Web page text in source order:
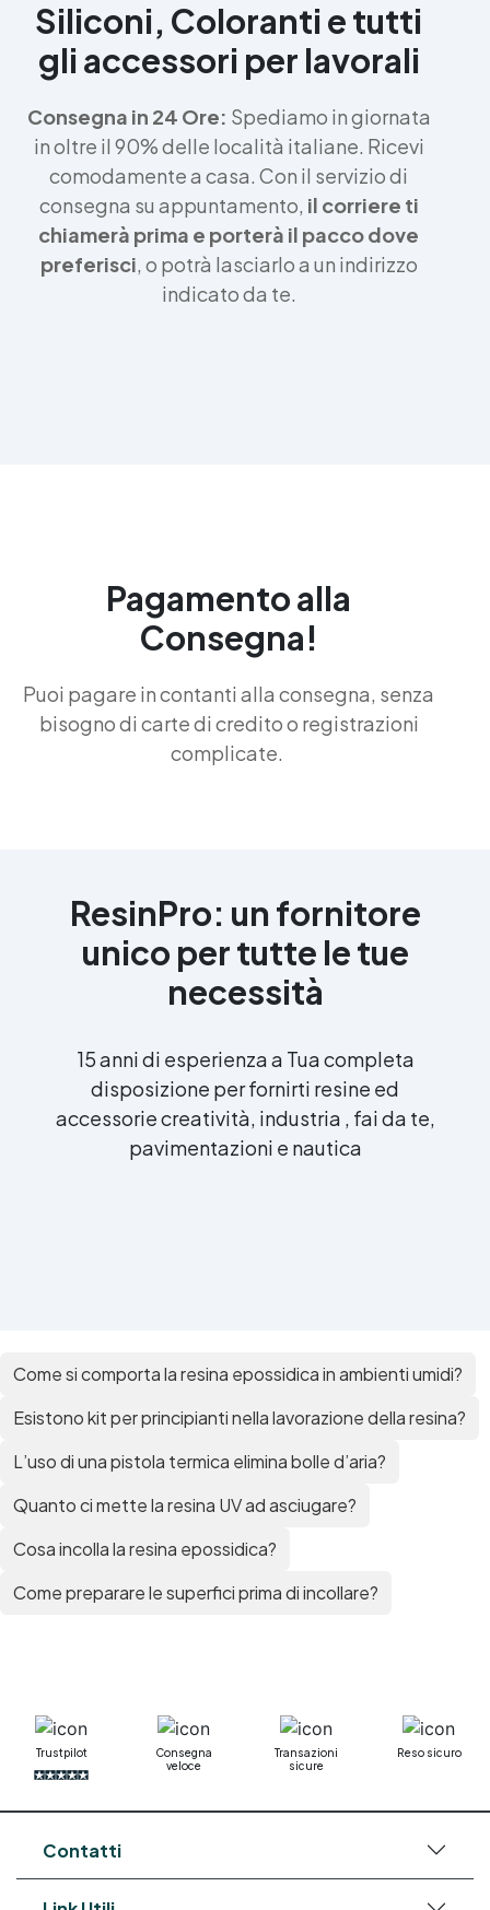
Siliconi, Coloranti e tutti
gli accessori per lavorali
Consegna in 24 Ore: Spediamo in giornata
in oltre il 90% delle località italiane. Ricevi
comodamente a casa. Con il servizio di
consegna su appuntamento, il corriere ti
chiamerà prima e porterà il pacco dove
preferisci, o potrà lasciarlo a un indirizzo
indicato da te.
Pagamento alla
Consegna!
Puoi pagare in contanti alla consegna, senza
bisogno di carte di credito o registrazioni
complicate.
ResinPro: un fornitore
unico per tutte le tue
necessità
15 anni di esperienza a Tua completa
disposizione per fornirti resine ed
accessorie creatività, industria , fai da te,
pavimentazioni e nautica
Come si comporta la resina epossidica in ambienti umidi?
Esistono kit per principianti nella lavorazione della resina?
L’uso di una pistola termica elimina bolle d’aria?
Quanto ci mette la resina UV ad asciugare?
Cosa incolla la resina epossidica?
Come preparare le superfici prima di incollare?
Trustpilot
Consegna
veloce
Transazioni
sicure
Reso sicuro
Contatti